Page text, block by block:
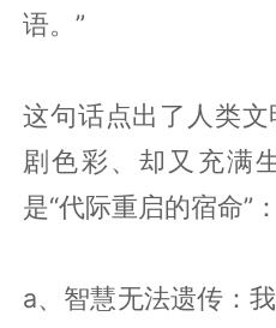
语。”
这句话点出了人类
剧色彩、却又充满
是“代际重启的宿命”：
a、智慧无法遗传：